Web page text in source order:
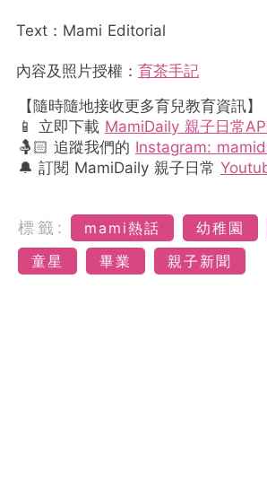
Text：Mami Editorial
內容及照片授權： 育茶手記
【隨時隨地接收更多育兒教育資訊】
📱 立即下載 MamiDaily 親子日常
🤱🏻 追蹤我們的 Instagram:
🔔 訂閱 MamiDaily 親子日常
標籤: mami熱話 幼稚園
童星
畢業 親子新聞